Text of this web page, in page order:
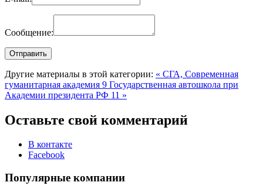
Сообщение:
Другие материалы в этой категории: « СГА, Современная
гуманитарная академия 9 Государственная автошкола при
Академии президента РФ 11 »
Оставьте свой комментарий
В контакте
Facebook
Популярные компании